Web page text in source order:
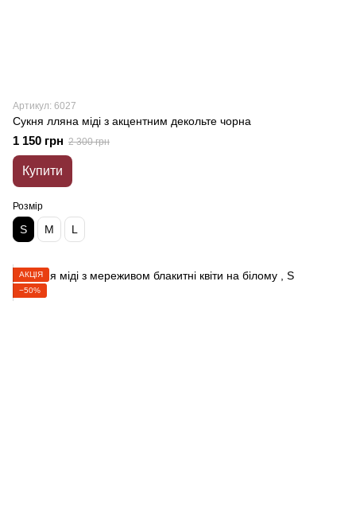
Артикул: 6027
Сукня лляна міді з акцентним декольте чорна
1 150 грн 2 300 грн
Купити
Розмір
S M L
АКЦІЯ
−50%